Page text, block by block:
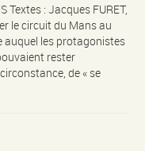
Textes : Jacques FURET,
le circuit du Mans au
auquel les protagonistes
rester
de « se